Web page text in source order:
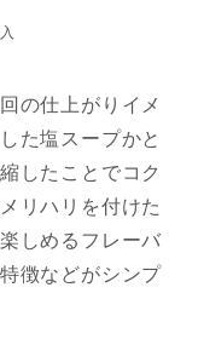
の仕上がりイメ
た塩スープかと
したことでコク
リハリを付けた
しめるフレーバ
徴などがシンプ